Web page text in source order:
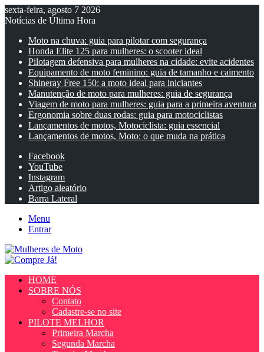
sexta-feira, agosto 7 2026
Notícias de Última Hora
Moto na chuva: guia para pilotar com segurança
Honda Elite 125 para mulheres: o scooter ideal
Pilotagem defensiva para mulheres na cidade: evite acidentes
Equipamento de moto feminino: guia de tamanho e caimento
Shineray Free 150: a moto ideal para iniciantes
Manutenção de moto para mulheres: guia de segurança
Viagem de moto para mulheres: guia para a primeira aventura
Ergonomia sobre duas rodas: guia para motociclistas
Lançamentos de motos, Motociclista: guia essencial
Lançamentos de motos, Moto: o que muda na prática
Facebook
YouTube
Instagram
Artigo aleatório
Barra Lateral
Menu
Entrar
HOME
SOBRE NÓS
Contato
Cadastre-se no site
PILOTE MELHOR
Primeira Marcha
Segunda Marcha